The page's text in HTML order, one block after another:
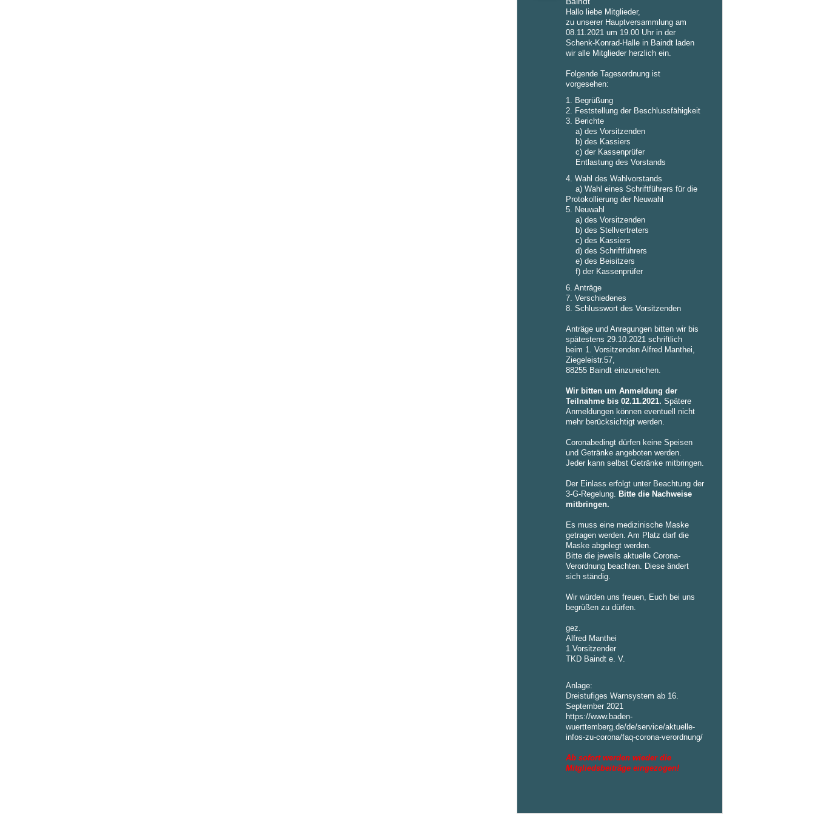
Hallo liebe Mitglieder,
zu unserer Hauptversammlung am
08.11.2021 um 19.00 Uhr in der
Schenk-Konrad-Halle in Baindt laden
wir alle Mitglieder herzlich ein.
Folgende Tagesordnung ist
vorgesehen:
1. Begrüßung
2. Feststellung der Beschlussfähigkeit
3. Berichte
a) des Vorsitzenden
b) des Kassiers
c) der Kassenprüfer
Entlastung des Vorstands
4. Wahl des Wahlvorstands
a) Wahl eines Schriftführers für die
Protokollierung der Neuwahl
5. Neuwahl
a) des Vorsitzenden
b) des Stellvertreters
c) des Kassiers
d) des Schriftführers
e) des Beisitzers
f) der Kassenprüfer
6. Anträge
7. Verschiedenes
8. Schlusswort des Vorsitzenden
Anträge und Anregungen bitten wir bis
spätestens 29.10.2021 schriftlich
beim 1. Vorsitzenden Alfred Manthei,
Ziegeleistr.57,
88255 Baindt einzureichen.
Wir bitten um Anmeldung der
Teilnahme bis 02.11.2021. Spätere
Anmeldungen können eventuell nicht
mehr berücksichtigt werden.
Coronabedingt dürfen keine Speisen
und Getränke angeboten werden.
Jeder kann selbst Getränke mitbringen.
Der Einlass erfolgt unter Beachtung der
3-G-Regelung. Bitte die Nachweise
mitbringen.
Es muss eine medizinische Maske
getragen werden. Am Platz darf die
Maske abgelegt werden.
Bitte die jeweils aktuelle Corona-
Verordnung beachten. Diese ändert
sich ständig.
Wir würden uns freuen, Euch bei uns
begrüßen zu dürfen.
gez.
Alfred Manthei
1.Vorsitzender
TKD Baindt e. V.
Anlage:
Dreistufiges Warnsystem ab 16.
September 2021
https://www.baden-
wuerttemberg.de/de/service/aktuelle-
infos-zu-corona/faq-corona-verordnung/
Ab sofort werden wieder die
Mitgliedsbeiträge eingezogen!